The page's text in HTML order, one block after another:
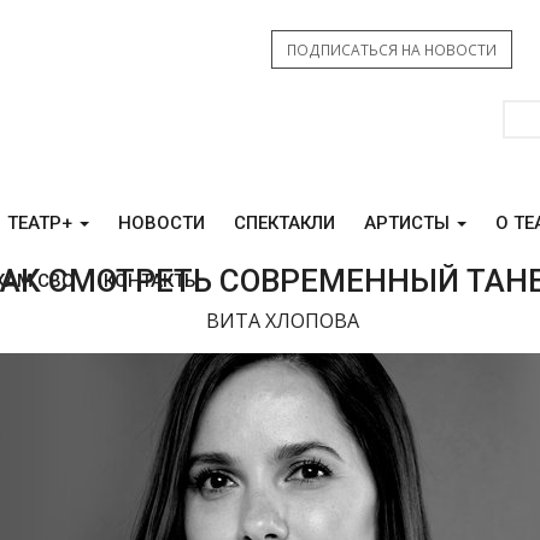
ПОДПИСАТЬСЯ НА НОВОСТИ
ТЕАТР+ НОВОСТИ СПЕКТАКЛИ АРТИСТЫ О
СВО КОНТАКТЫ
СМОТРЕТЬ СОВРЕМЕННЫЙ
ВИТА ХЛОПОВА